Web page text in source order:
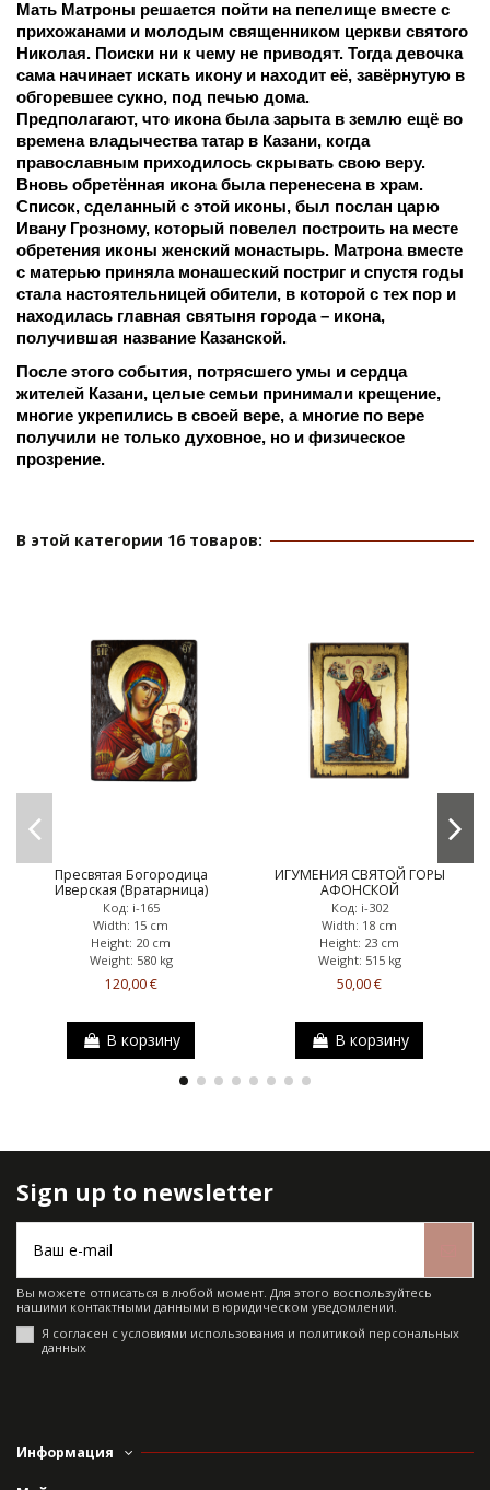
Мать Матроны решается пойти на пепелище вместе с
прихожанами и молодым священником церкви святого
Николая. Поиски ни к чему не приводят. Тогда девочка
сама начинает искать икону и находит её, завёрнутую в
обгоревшее сукно, под печью дома.
Предполагают, что икона была зарыта в землю ещё во
времена владычества татар в Казани, когда
православным приходилось скрывать свою веру.
Вновь обретённая икона была перенесена в храм.
Список, сделанный с этой иконы, был послан царю
Ивану Грозному, который повелел построить на месте
обретения иконы женский монастырь. Матрона вместе
с матерью приняла монашеский постриг и спустя годы
стала настоятельницей обители, в которой с тех пор и
находилась главная святыня города – икона,
получившая название Казанской.
После этого события, потрясшего умы и сердца
жителей Казани, целые семьи принимали крещение,
многие укрепились в своей вере, а многие по вере
получили не только духовное, но и физическое
прозрение.
В этой категории 16 товаров:
Пресвятая Богородица
Иверская (Вратарница)
Код: i-165
Width: 15 cm
Height: 20 cm
Weight: 580 kg
120,00 €
В корзину
ИГУМЕНИЯ СВЯТОЙ ГОРЫ
АФОНСКОЙ
Код: i-302
Width: 18 cm
Height: 23 cm
Weight: 515 kg
50,00 €
В корзину
Sign up to newsletter
Вы можете отписаться в любой момент. Для этого воспользуйтесь
нашими контактными данными в юридическом уведомлении.
Я согласен с условиями использования и политикой персональных
данных
Информация